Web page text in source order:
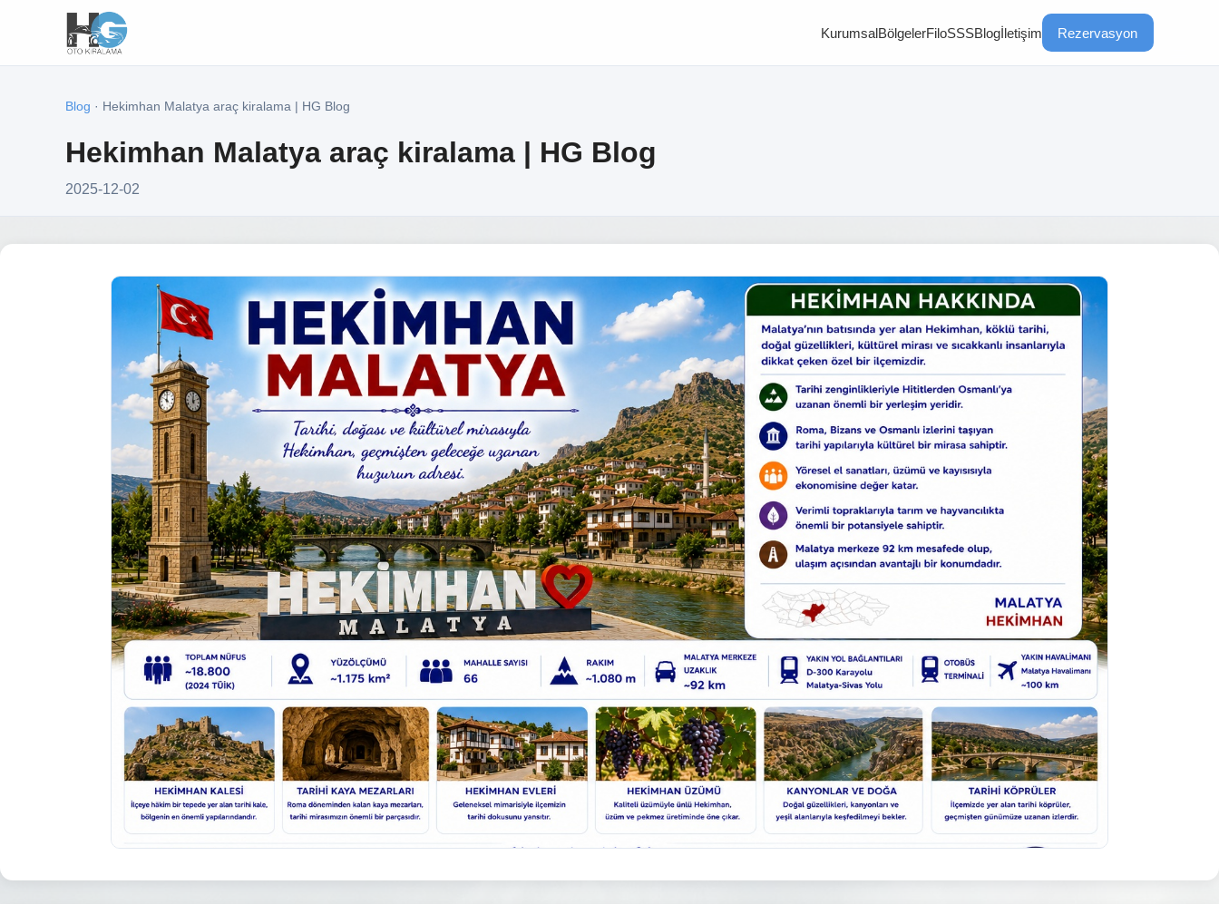
KurumsalBölgelerFiloSSSBlogİletişim Rezervasyon
Blog · Hekimhan Malatya araç kiralama | HG Blog
Hekimhan Malatya araç kiralama | HG Blog
2025-12-02